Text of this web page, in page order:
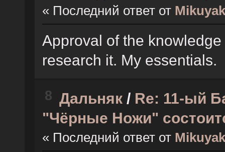
« Последний ответ от
Approval of the
research it. My essentials.
8 Дальняк / Re: 11-ый
"Чёрные Ножи"
« Последний ответ от